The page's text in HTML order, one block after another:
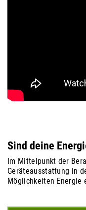
Sind deine
Im Mittelpunkt der
Geräteausstattung in
Möglichkeiten Energie